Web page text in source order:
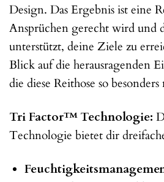
Design. Das Ergebnis ist eine
Ansprüchen gerecht wird und
unterstützt, deine Ziele zu
Blick auf die herausragenden
die diese Reithose so besonders
Tri Factor™ Technologie:
Technologie bietet dir